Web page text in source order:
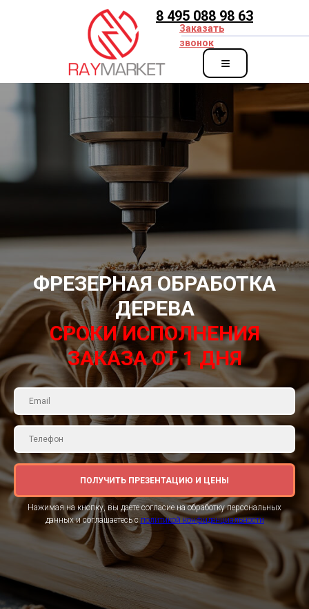
8 495 088 98 63
Заказать
звонок
≡
ФРЕЗЕРНАЯ ОБРАБОТКА
ДЕРЕВА
СРОКИ ИСПОЛНЕНИЯ
ЗАКАЗА ОТ 1 ДНЯ
ПОЛУЧИТЬ ПРЕЗЕНТАЦИЮ И ЦЕНЫ
Нажимая на кнопку, вы даете согласие на обработку персональных
данных и соглашаетесь c политикой конфиденциальности